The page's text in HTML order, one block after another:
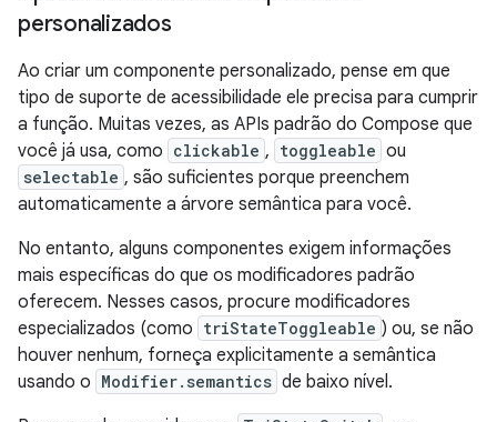
personalizados
Ao criar um componente personalizado, pense em que
tipo de suporte de acessibilidade ele precisa para cumprir
a função. Muitas vezes, as APIs padrão do Compose que
você já usa, como clickable , toggleable ou
selectable , são suficientes porque preenchem
automaticamente a árvore semântica para você.
No entanto, alguns componentes exigem informações
mais específicas do que os modificadores padrão
oferecem. Nesses casos, procure modificadores
especializados (como triStateToggleable ) ou, se não
houver nenhum, forneça explicitamente a semântica
usando o Modifier.semantics de baixo nível.